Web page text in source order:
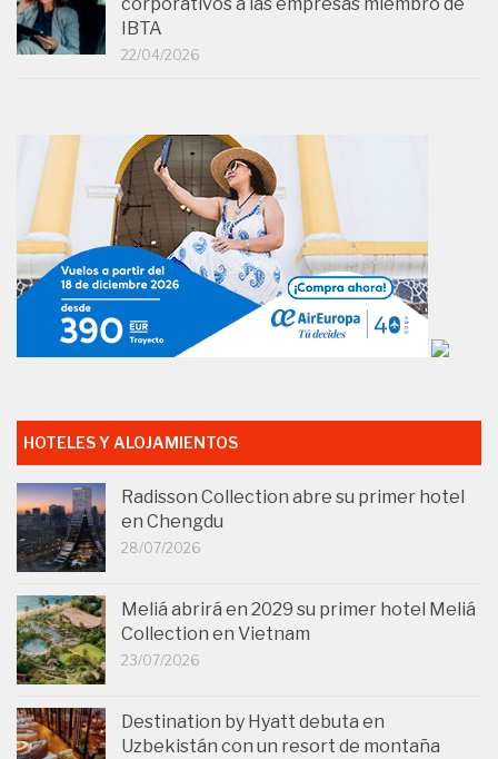
corporativos a las empresas miembro de
IBTA
22/04/2026
HOTELES Y ALOJAMIENTOS
Radisson Collection abre su primer hotel
en Chengdu
28/07/2026
Meliá abrirá en 2029 su primer hotel Meliá
Collection en Vietnam
23/07/2026
Destination by Hyatt debuta en
Uzbekistán con un resort de montaña